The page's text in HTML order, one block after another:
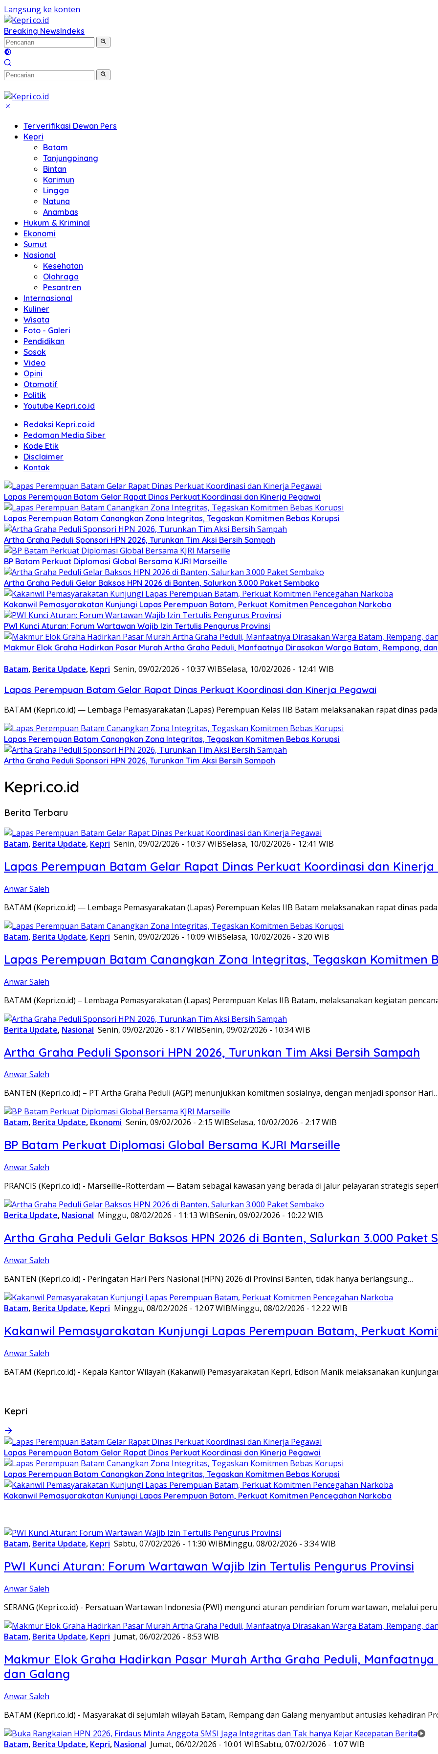
Langsung ke konten
Breaking NewsIndeks
Terverifikasi Dewan Pers
Kepri
Batam
Tanjungpinang
Bintan
Karimun
Lingga
Natuna
Anambas
Hukum & Kriminal
Ekonomi
Sumut
Nasional
Kesehatan
Olahraga
Pesantren
Internasional
Kuliner
Wisata
Foto - Galeri
Pendidikan
Sosok
Video
Opini
Otomotif
Politik
Youtube Kepri.co.id
Redaksi Kepri.co.id
Pedoman Media Siber
Kode Etik
Disclaimer
Kontak
Lapas Perempuan Batam Gelar Rapat Dinas Perkuat Koordinasi dan Kinerja Pegawai
Lapas Perempuan Batam Canangkan Zona Integritas, Tegaskan Komitmen Bebas Korupsi
Artha Graha Peduli Sponsori HPN 2026, Turunkan Tim Aksi Bersih Sampah
BP Batam Perkuat Diplomasi Global Bersama KJRI Marseille
Artha Graha Peduli Gelar Baksos HPN 2026 di Banten, Salurkan 3.000 Paket Sembako
Kakanwil Pemasyarakatan Kunjungi Lapas Perempuan Batam, Perkuat Komitmen Pencegahan Narkoba
PWI Kunci Aturan: Forum Wartawan Wajib Izin Tertulis Pengurus Provinsi
Makmur Elok Graha Hadirkan Pasar Murah Artha Graha Peduli, Manfaatnya Dirasakan Warga Batam, Rempang,
Batam, Berita Update, Kepri Senin, 09/02/2026 - 10:37 WIBSelasa, 10/02/2026 - 12:41 WIB
Lapas Perempuan Batam Gelar Rapat Dinas Perkuat Koordinasi dan Kinerja Pegawai
BATAM (Kepri.co.id) — Lembaga Pemasyarakatan (Lapas) Perempuan Kelas IIB Batam melaksanakan rapat dinas
Lapas Perempuan Batam Canangkan Zona Integritas, Tegaskan Komitmen Bebas Korupsi
Artha Graha Peduli Sponsori HPN 2026, Turunkan Tim Aksi Bersih Sampah
Kepri.co.id
Berita Terbaru
Batam, Berita Update, Kepri Senin, 09/02/2026 - 10:37 WIBSelasa, 10/02/2026 - 12:41 WIB
Lapas Perempuan Batam Gelar Rapat Dinas Perkuat Koordinasi dan Kinerja
Anwar Saleh
BATAM (Kepri.co.id) — Lembaga Pemasyarakatan (Lapas) Perempuan Kelas IIB Batam melaksanakan rapat dinas
Batam, Berita Update, Kepri Senin, 09/02/2026 - 10:09 WIBSelasa, 10/02/2026 - 3:20 WIB
Lapas Perempuan Batam Canangkan Zona Integritas, Tegaskan Komitmen
Anwar Saleh
BATAM (Kepri.co.id) – Lembaga Pemasyarakatan (Lapas) Perempuan Kelas IIB Batam, melaksanakan kegiatan
Berita Update, Nasional Senin, 09/02/2026 - 8:17 WIBSenin, 09/02/2026 - 10:34 WIB
Artha Graha Peduli Sponsori HPN 2026, Turunkan Tim Aksi Bersih Sampah
Anwar Saleh
BANTEN (Kepri.co.id) – PT Artha Graha Peduli (AGP) menunjukkan komitmen sosialnya, dengan menjadi sponsor Hari…
Batam, Berita Update, Ekonomi Senin, 09/02/2026 - 2:15 WIBSelasa, 10/02/2026 - 2:17 WIB
BP Batam Perkuat Diplomasi Global Bersama KJRI Marseille
Anwar Saleh
PRANCIS (Kepri.co.id) - Marseille–Rotterdam — Batam sebagai kawasan yang berada di jalur pelayaran strategis
Berita Update, Nasional Minggu, 08/02/2026 - 11:13 WIBSenin, 09/02/2026 - 10:22 WIB
Artha Graha Peduli Gelar Baksos HPN 2026 di Banten, Salurkan 3.000 Paket
Anwar Saleh
BANTEN (Kepri.co.id) - Peringatan Hari Pers Nasional (HPN) 2026 di Provinsi Banten, tidak hanya berlangsung…
Batam, Berita Update, Kepri Minggu, 08/02/2026 - 12:07 WIBMinggu, 08/02/2026 - 12:22 WIB
Kakanwil Pemasyarakatan Kunjungi Lapas Perempuan Batam, Perkuat
Anwar Saleh
BATAM (Kepri.co.id) - Kepala Kantor Wilayah (Kakanwil) Pemasyarakatan Kepri, Edison Manik melaksanakan
Kepri
Lapas Perempuan Batam Gelar Rapat Dinas Perkuat Koordinasi dan Kinerja Pegawai
Lapas Perempuan Batam Canangkan Zona Integritas, Tegaskan Komitmen Bebas Korupsi
Kakanwil Pemasyarakatan Kunjungi Lapas Perempuan Batam, Perkuat Komitmen Pencegahan Narkoba
Batam, Berita Update, Kepri Sabtu, 07/02/2026 - 11:30 WIBMinggu, 08/02/2026 - 3:34 WIB
PWI Kunci Aturan: Forum Wartawan Wajib Izin Tertulis Pengurus Provinsi
Anwar Saleh
SERANG (Kepri.co.id) - Persatuan Wartawan Indonesia (PWI) mengunci aturan pendirian forum wartawan, melalui
Batam, Berita Update, Kepri Jumat, 06/02/2026 - 8:53 WIB
Makmur Elok Graha Hadirkan Pasar Murah Artha Graha Peduli,
dan Galang
Anwar Saleh
BATAM (Kepri.co.id) - Masyarakat di sejumlah wilayah Batam, Rempang dan Galang menyambut antusias kehadiran
Batam, Berita Update, Kepri, Nasional Jumat, 06/02/2026 - 10:01 WIBSabtu, 07/02/2026 - 1:07 WIB